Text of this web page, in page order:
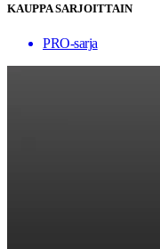
KAUPPA SARJOITTAIN
PRO-sarja